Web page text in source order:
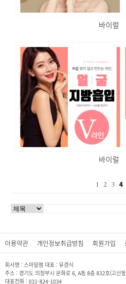
바이럴
바이럴
1 2 3 4
이용약관 개인정보취급방침 회원가입
회사명 : 스마일엠 대표 : 유경식
주소 : 경기도 의정부시 문화로 6, A동 8층 832호(고산
대표전화 : 031-824-1034